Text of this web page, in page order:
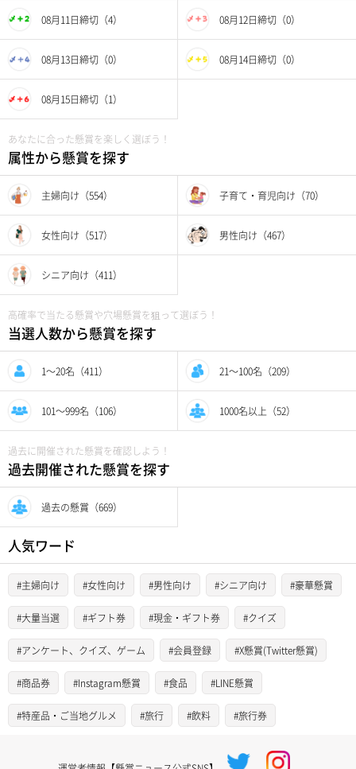
08月11日締切（4） 08月12日締切（0）
08月13日締切（0） 08月14日締切（0）
08月15日締切（1）
あなたに合った懸賞を楽しく選ぼう！
属性から懸賞を探す
主婦向け（554） 子育て・育児向け（70）
女性向け（517） 男性向け（467）
シニア向け（411）
高確率で当たる懸賞や穴場懸賞を狙って選ぼう！
当選人数から懸賞を探す
1〜20名（411） 21〜100名（209）
101〜999名（106） 1000名以上（52）
過去に開催された懸賞を確認しよう！
過去開催された懸賞を探す
過去の懸賞（669）
人気ワード
#主婦向け #女性向け #男性向け #シニア向け #豪華懸賞
#大量当選 #ギフト券 #現金・ギフト券 #クイズ
#アンケート、クイズ、ゲーム #会員登録 #X懸賞(Twitter懸賞)
#商品券 #Instagram懸賞 #食品 #LINE懸賞
#特産品・ご当地グルメ #旅行 #飲料 #旅行券